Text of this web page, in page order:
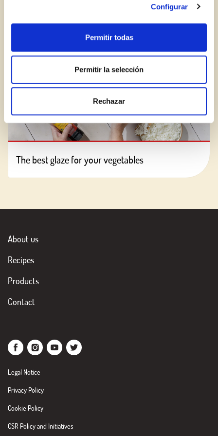
Configurar
Permitir todas
Permitir la selección
Rechazar
The best glaze for your vegetables
About us
Recipes
Products
Contact
Legal Notice
Privacy Policy
Cookie Policy
CSR Policy and Initiatives